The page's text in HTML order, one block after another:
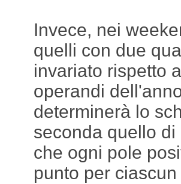
Invece, nei
quelli con due
invariato rispetto
operandi
determinerà lo
seconda quello
che ogni pole
punto per